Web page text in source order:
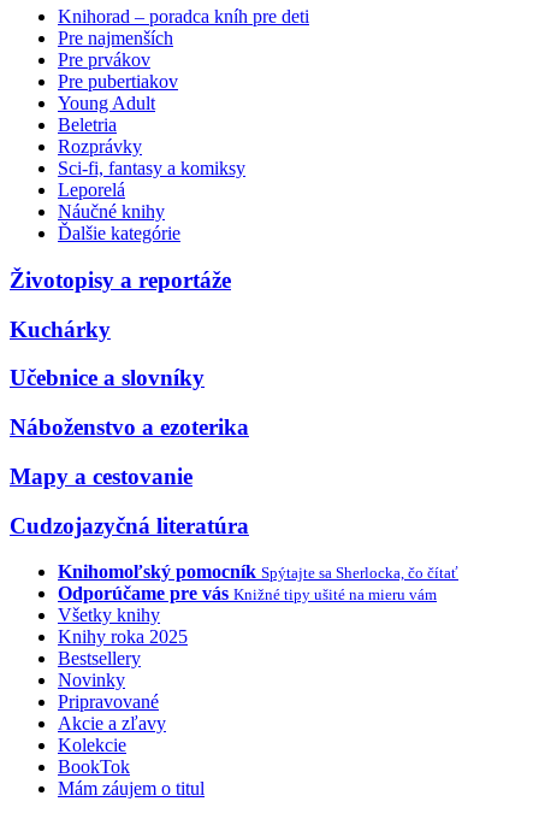
Knihorad – poradca kníh pre deti
Pre najmenších
Pre prvákov
Pre pubertiakov
Young Adult
Beletria
Rozprávky
Sci-fi, fantasy a komiksy
Leporelá
Náučné knihy
Ďalšie kategórie
Životopisy a reportáže
Kuchárky
Učebnice a slovníky
Náboženstvo a ezoterika
Mapy a cestovanie
Cudzojazyčná literatúra
Knihomoľský pomocník Spýtajte sa Sherlocka, čo čítať
Odporúčame pre vás Knižné tipy ušité na mieru vám
Všetky knihy
Knihy roka 2025
Bestsellery
Novinky
Pripravované
Akcie a zľavy
Kolekcie
BookTok
Mám záujem o titul